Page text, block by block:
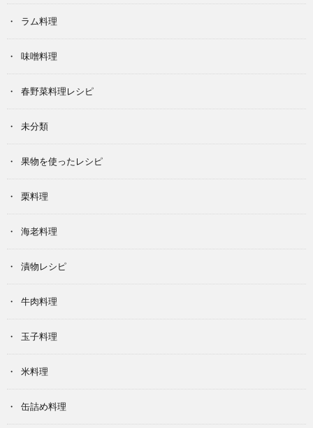
ラム料理
味噌料理
春野菜料理レシピ
未分類
果物を使ったレシピ
栗料理
海老料理
漬物レシピ
牛肉料理
玉子料理
米料理
缶詰め料理